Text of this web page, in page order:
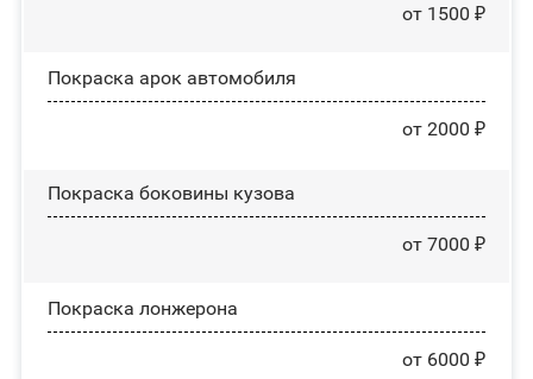
от 1500 ₽
Покраска арок автомобиля
от 2000 ₽
Покраска боковины кузова
от 7000 ₽
Покраска лонжерона
от 6000 ₽